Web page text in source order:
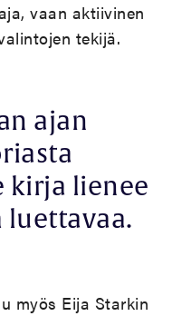
vaan aktiivinen
tekijä.
ajan
kirja lienee
myös Eija Starkin